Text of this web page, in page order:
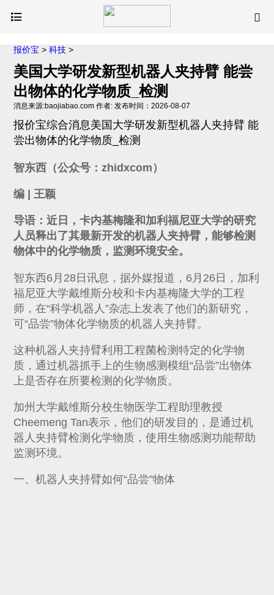
报价宝 >科技 >
美国大学研发新型机器人夹持臂 能尝
出物体的化学物质_检测
消息来源:baojiabao.com 作者: 发布时间：2026-08-07
报价宝综合消息美国大学研发新型机器人夹持臂 能
尝出物体的化学物质_检测
智东西（公众号：zhidxcom）
编 | 王颖
导语：近日，卡内基梅隆和加利福尼亚大学的研究
人员释出了其最新开发的机器人夹持臂，能够检测
物体中的化学物质，监测环境安全。
智东西6月28日讯息，据外媒报道，6月26日，加利
福尼亚大学戴维斯分校和卡内基梅隆大学的工程
师，在“科学机器人”杂志上发表了他们的新研究，
可“品尝”物体化学物质的机器人夹持臂。
这种机器人夹持臂利用工程菌检测特定的化学物
质，通过机器抓手上的生物感测模组“品尝”出物体
上是否存在所要检测的化学物质。
加州大学戴维斯分校生物医学工程助理教授
Cheemeng Tan表示，他们的研发目的，是通过机
器人夹持臂检测化学物质，使用生物感测功能帮助
监测环境。
一、机器人夹持臂如何“品尝”物体